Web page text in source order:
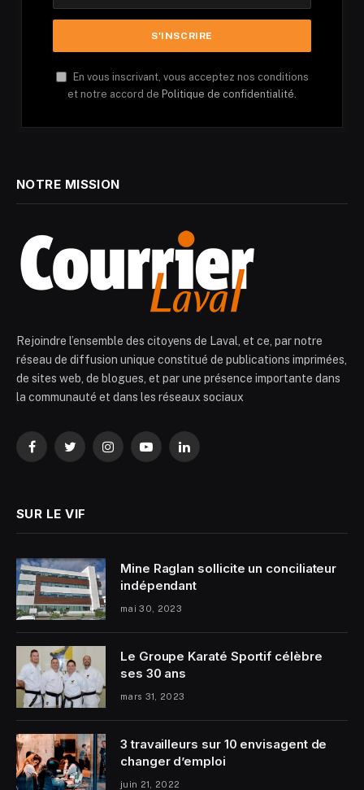
En vous inscrivant, vous acceptez nos conditions
et notre accord de Politique de confidentialité.
NOTRE MISSION
Rejoindre l’ensemble des citoyens de Laval, et ce, par notre
réseau de diffusion unique constitué de publications imprimées,
de sites web, de blogues, et par une présence importante dans
la communauté et dans les réseaux sociaux
FacebookTwitterInstagramYouTubeLinkedIn
SUR LE VIF
Mine Raglan sollicite un conciliateur
indépendant
mai 30, 2023
Le Groupe Karaté Sportif célèbre
ses 30 ans
mars 31, 2023
3 travailleurs sur 10 envisagent de
changer d’emploi
juin 21, 2022